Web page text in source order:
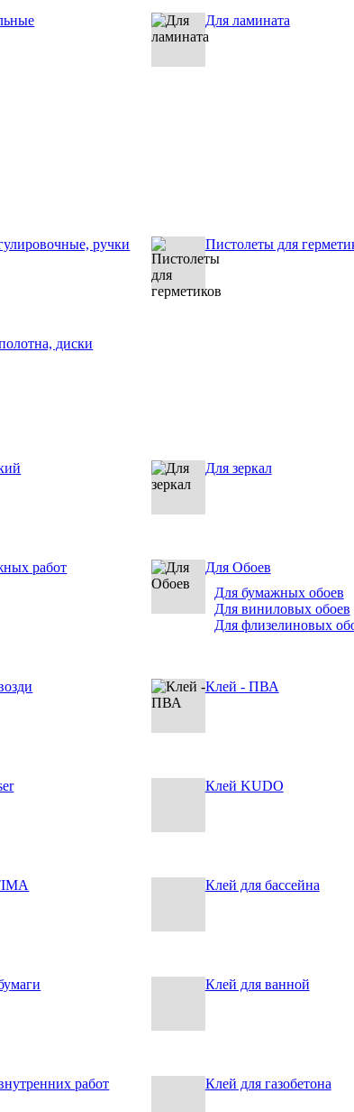
Для ламината
ручки
Пистолеты для
диски
Для зеркал
работ
Для Обоев
Для бумажных обоев
Для виниловых обоев
Для флизелиновых
Клей - ПВА
Клей KUDO
Клей для бассейна
Клей для ванной
работ Клей для газобетона